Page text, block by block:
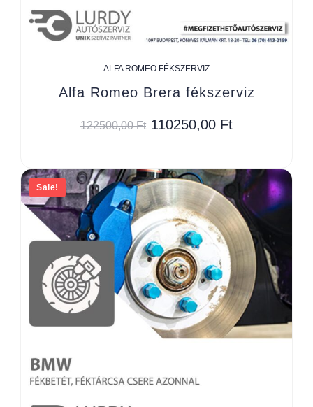
ALFA ROMEO FÉKSZERVIZ
Alfa Romeo Brera fékszerviz
122500,00Ft 110250,00 Ft
Sale!